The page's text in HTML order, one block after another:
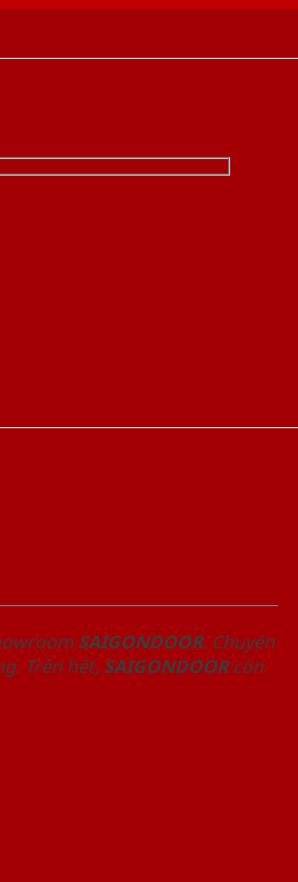
SAIGONDOOR. Chuyên
Trên hết, SAIGONDOORcòn